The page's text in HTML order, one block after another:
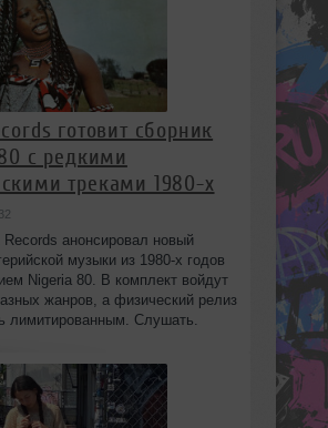
готовит сборник
с редкими
треками 1980-х
анонсировал новый
музыки из 1980-х годов
Nigeria 80. В комплект войдут
жанров, а физический релиз
лимитированным. Слушать.